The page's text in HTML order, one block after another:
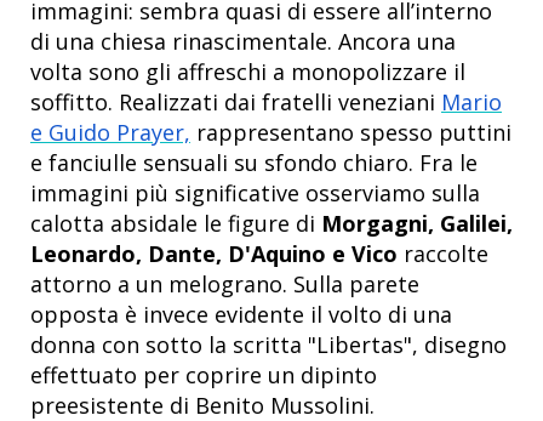
immagini: sembra quasi di essere all’interno
di una chiesa rinascimentale. Ancora una
volta sono gli affreschi a monopolizzare il
soffitto. Realizzati dai fratelli veneziani Mario
e Guido Prayer, rappresentano spesso puttini
e fanciulle sensuali su sfondo chiaro. Fra le
immagini più significative osserviamo sulla
calotta absidale le figure di Morgagni, Galilei,
Leonardo, Dante, D'Aquino e Vico raccolte
attorno a un melograno. Sulla parete
opposta è invece evidente il volto di una
donna con sotto la scritta "Libertas", disegno
effettuato per coprire un dipinto
preesistente di Benito Mussolini.